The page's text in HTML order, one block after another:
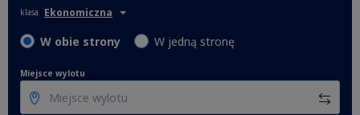
klasa Ekonomiczna
W obie strony W jedną stronę
Miejsce wylotu